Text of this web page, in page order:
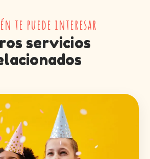
te puede interesar
servicios